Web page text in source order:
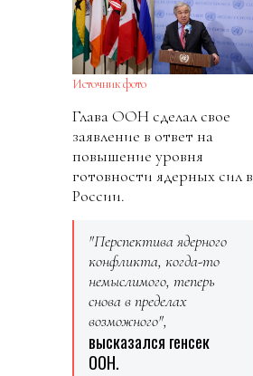
Источник фото
Глава ООН сделал свое
заявление в ответ на
повышение уровня
готовности ядерных сил в
России.
"Перспектива ядерного
конфликта, когда-то
немыслимого, теперь
снова в пределах
возможного",
высказался генсек
ООН.